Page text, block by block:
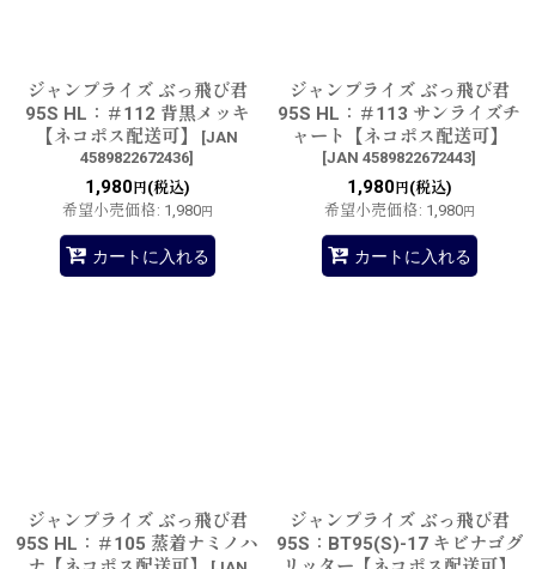
ジャンプライズ ぶっ飛び君
95S HL：＃112 背黒メッキ
【ネコポス配送可】
[JAN
4589822672436]
1,980円(税込)
希望小売価格: 1,980円
カートに入れる
ジャンプライズ ぶっ飛び君
95S HL：＃113 サンライズチ
ャート【ネコポス配送可】
[JAN 4589822672443]
1,980円(税込)
希望小売価格: 1,980円
カートに入れる
ジャンプライズ ぶっ飛び君
95S HL：＃105 蒸着ナミノハ
ジャンプライズ ぶっ飛び君
95S：BT95(S)-17 キビナゴグ